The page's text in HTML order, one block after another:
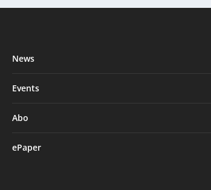
News
Events
Abo
ePaper